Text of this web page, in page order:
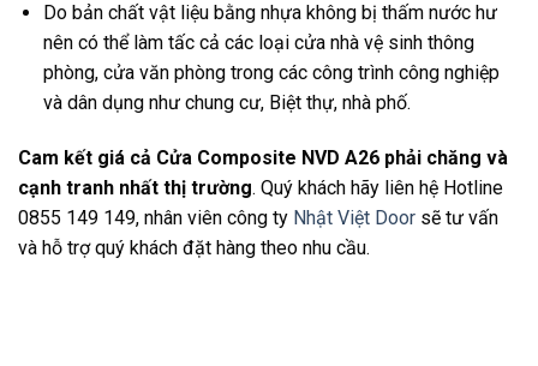
Do bản chất vật liệu bằng nhựa không bị thấm nước hư
nên có thể làm tấc cả các loại cửa nhà vệ sinh thông
phòng, cửa văn phòng trong các công trình công nghiệp
và dân dụng như chung cư, Biệt thự, nhà phố.
Cam kết giá cả Cửa Composite NVD A26 phải chăng và
cạnh tranh nhất thị trường. Quý khách hãy liên hệ Hotline
0855 149 149, nhân viên công ty Nhật Việt Door sẽ tư vấn
và hỗ trợ quý khách đặt hàng theo nhu cầu.